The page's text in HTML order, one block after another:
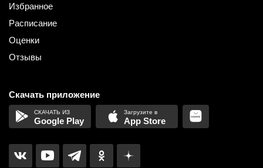
Избранное
Расписание
Оценки
Отзывы
Скачать приложение
Google Play App Store